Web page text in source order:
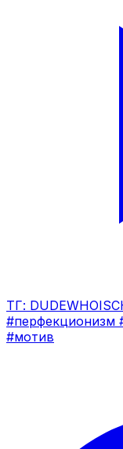
ТГ:
#перфекционизм
#мотив